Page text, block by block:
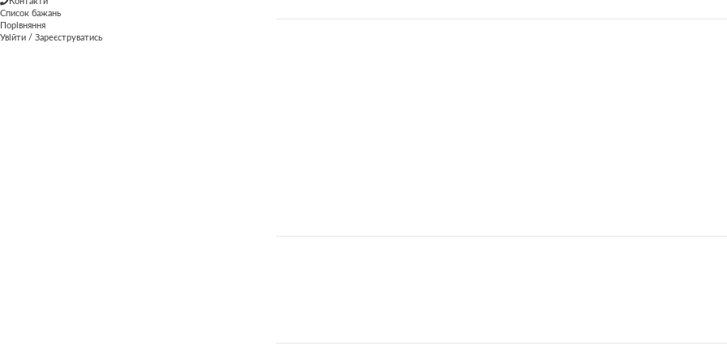
Список бажань
Порівняння
Увійти / Зареєструватись